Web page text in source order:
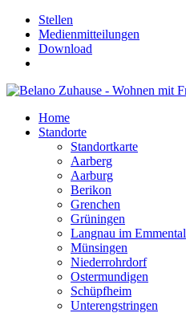
Stellen
Medienmitteilungen
Download
Home
Standorte
Standortkarte
Aarberg
Aarburg
Berikon
Grenchen
Grüningen
Langnau im Emmental
Münsingen
Niederrohrdorf
Ostermundigen
Schüpfheim
Unterengstringen